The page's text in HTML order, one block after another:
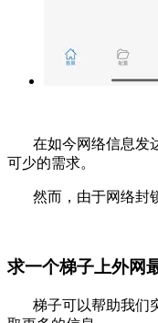
在如今网络信息发
可少的需求。
然而，由于网络封锁
求一个梯子上外网
梯子可以帮助我们